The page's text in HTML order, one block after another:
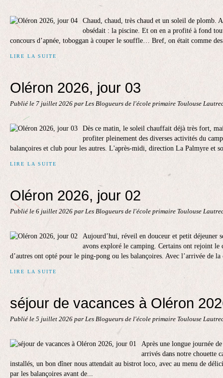
Chaud, chaud, très chaud et un soleil de plomb.
obsédait : la piscine. Et on en a profité à fond
concours d’apnée, toboggan à couper le souffle… Bref, on était comme
LIRE LA SUITE
Oléron 2026, jour 03
Publié le 7 juillet 2026 par Les Blogueurs de l'école primaire Toulouse
Dès ce matin, le soleil chauffait déjà très fort,
profiter pleinement des diverses activités du
balançoires et club pour les autres. L'après-midi, direction La Palmyre et
LIRE LA SUITE
Oléron 2026, jour 02
Publié le 6 juillet 2026 par Les Blogueurs de l'école primaire Toulouse
Aujourd’hui, réveil en douceur et petit déjeuner
avons exploré le camping. Certains ont rejoint le
d’autres ont opté pour le ping-pong ou les balançoires. Avec l’arrivée de la
LIRE LA SUITE
séjour de vacances à Oléron
Publié le 5 juillet 2026 par Les Blogueurs de l'école primaire Toulouse
Après une longue journée
arrivés dans notre chouette
installés, un bon dîner nous attendait au bistrot loco, avec au menu de
par les balançoires avant de...